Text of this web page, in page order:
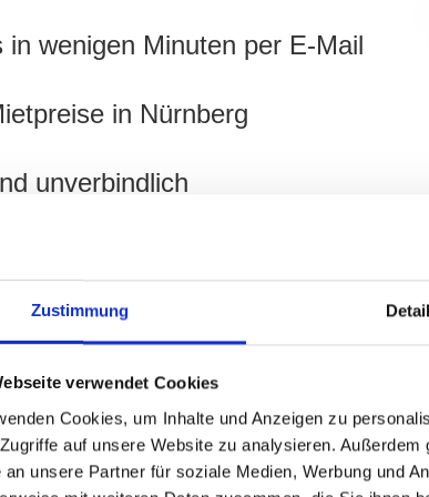
Zustimmung
verwendet Cookies
Cookies, um Inhalte und Anzeigen zu
auf unsere Website zu analysieren.
an unsere Partner für soziale Medien, Werbung und
in wenigen Minuten per E-Mail
in Nürnberg
unverbindlich
berechnen!
bewerten